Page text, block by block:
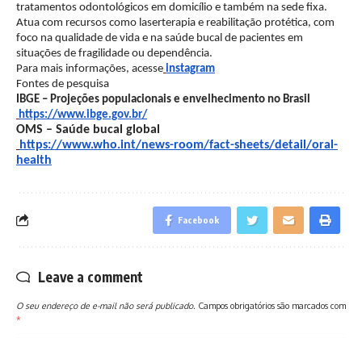
tratamentos odontológicos em domicílio e também na sede fixa.
Atua com recursos como laserterapia e reabilitação protética, com
foco na qualidade de vida e na saúde bucal de pacientes em
situações de fragilidade ou dependência.
Para mais informações, acesse instagram
Fontes de pesquisa
IBGE – Projeções populacionais e envelhecimento no Brasil
https://www.ibge.gov.br/
OMS – Saúde bucal global
https://www.who.int/news-room/fact-sheets/detail/oral-
health
Facebook
Leave a comment
O seu endereço de e-mail não será publicado. Campos obrigatórios são marcados com
*